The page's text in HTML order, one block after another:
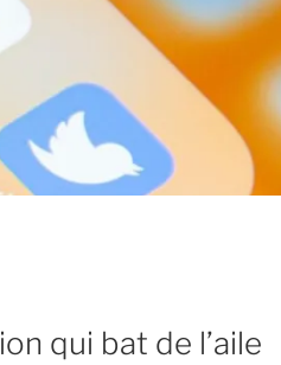
qui bat de l’aile